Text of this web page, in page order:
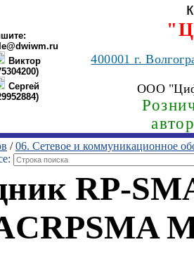
Виктор
Сергей
400001г.
ООО
/06. Сетевое и коммуникационное
RP-